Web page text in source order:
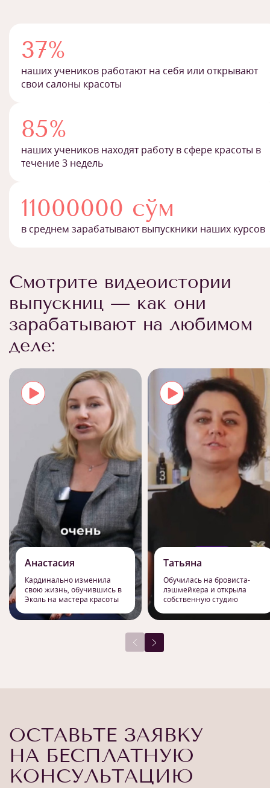
37%
наших учеников работают на себя или открывают
свои салоны красоты
85%
наших учеников находят работу в сфере красоты в
течение 3 недель
11000000 сўм
в среднем зарабатывают выпускники наших курсов
Смотрите видеоистории
выпускниц — как они
зарабатывают на любимом
деле:
Анастасия
Кардинально изменила
свою жизнь, обучившись в
Эколь на мастера красоты
Татьяна
Обучилась на бровиста-
лэшмейкера и открыла
собственную студию
ОСТАВЬТЕ ЗАЯВКУ
НА БЕСПЛАТНУЮ
КОНСУЛЬТАЦИЮ